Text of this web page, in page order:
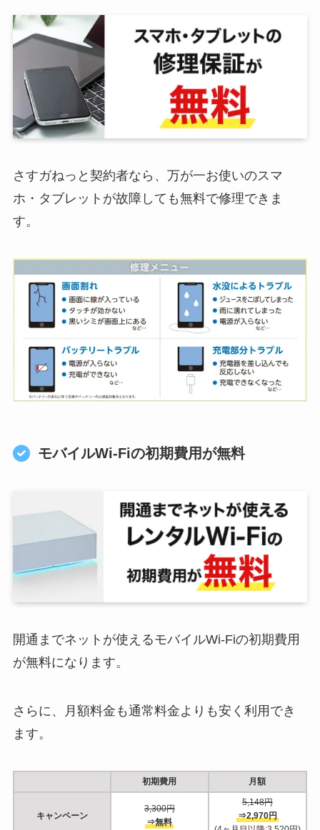
さすガねっと契約者なら、万が一お使いのスマ
ホ・タブレットが故障しても無料で修理できま
す。
モバイルWi-Fiの初期費用が無料
開通までネットが使えるモバイルWi-Fiの初期費用
が無料になります。
さらに、月額料金も通常料金よりも安く利用でき
ます。
初期費用 月額
キャンペーン
3,300円
⇒無料
5,148円
⇒2,970円